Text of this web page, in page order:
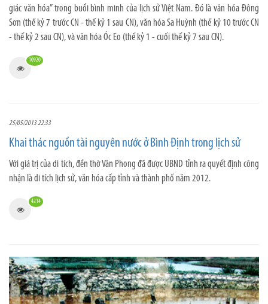
giác văn hóa” trong buổi bình minh của lịch sử Việt Nam. Đó là văn hóa Đông
Sơn (thế kỷ 7 trước CN - thế kỷ 1 sau CN), văn hóa Sa Huỳnh (thế kỷ 10 trước CN
- thế kỷ 2 sau CN), và văn hóa Óc Eo (thế kỷ 1 - cuối thế kỷ 7 sau CN).
10920
25/05/2013 22:33
Khai thác nguồn tài nguyên nước ở Bình Định trong lịch sử
Với giá trị của di tích, đền thờ Văn Phong đã được UBND tỉnh ra quyết định công
nhận là di tích lịch sử, văn hóa cấp tỉnh và thành phố năm 2012.
4214